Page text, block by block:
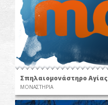
Σπηλαιομονάστηρο
ΜΟΝΑΣΤΗΡΙΑ